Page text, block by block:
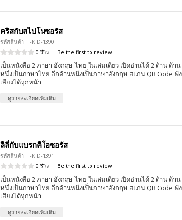
คริสกับสไปโนซอรัส
รหัสสินค้า : I-KID-1390
0 รีวิว | Be the first to review
เป็นหนังสือ 2 ภาษา อังกฤษ-ไทย ในเล่มเดียว เปิดอ่านได้ 2 ด้าน ด้าน
หนึ่งเป็นภาษาไทย อีกด้านหนึ่งเป็นภาษาอังกฤษ สแกน QR Code ฟัง
เสียงได้ทุกหน้า
ดูรายละเอียดเพิ่มเติม
ลิลี่กับแบรกคิโอซอรัส
รหัสสินค้า : I-KID-1391
0 รีวิว | Be the first to review
เป็นหนังสือ 2 ภาษา อังกฤษ-ไทย ในเล่มเดียว เปิดอ่านได้ 2 ด้าน ด้าน
หนึ่งเป็นภาษาไทย อีกด้านหนึ่งเป็นภาษาอังกฤษ สแกน QR Code ฟัง
เสียงได้ทุกหน้า
ดูรายละเอียดเพิ่มเติม